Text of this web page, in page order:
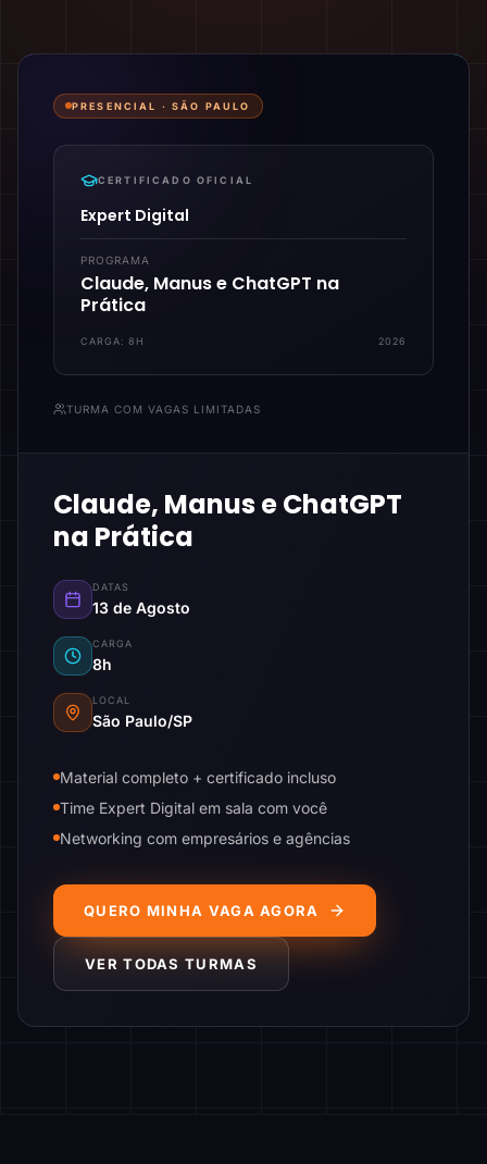
PRESENCIAL ·SÃO PAULO
CERTIFICADO OFICIAL
Expert Digital
PROGRAMA
Claude, Manus e ChatGPT na
Prática
CARGA:8H 2026
TURMA COM VAGAS LIMITADAS
Claude, Manus e ChatGPT
na Prática
DATAS
13 de Agosto
CARGA
8h
LOCAL
São Paulo/SP
Material completo + certificado incluso
Time Expert Digital em sala com você
Networking com empresários e agências
QUERO MINHA VAGA AGORA
VER TODAS TURMAS